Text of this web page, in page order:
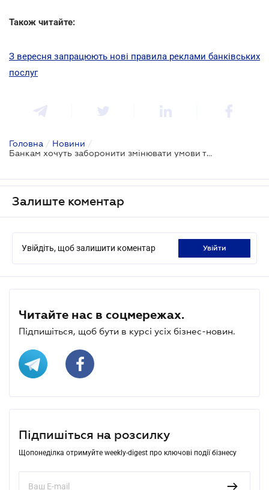
Також читайте:
З вересня запрацюють нові правила реклами банківських
послуг
Головна / Новини /
Банкам хочуть заборонити змінювати умови та тарифи договору без повідомлення клієнта
Залиште коментар
Увійдіть, щоб залишити коментар увійти
Читайте нас в соцмережах.
Підпишіться, щоб бути в курсі усіх бізнес-новин.
Підпишіться на розсилку
Щопонеділка отримуйте weekly-digest про ключові події бізнесу